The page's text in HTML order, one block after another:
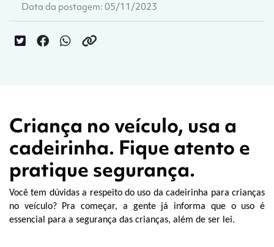
Data da postagem: 05/11/2023
Criança no veículo, usa a
cadeirinha. Fique atento e
pratique segurança.
Você tem dúvidas a respeito do uso da cadeirinha para crianças
no veículo? Pra começar, a gente já informa que o uso é
essencial para a segurança das crianças, além de ser lei.